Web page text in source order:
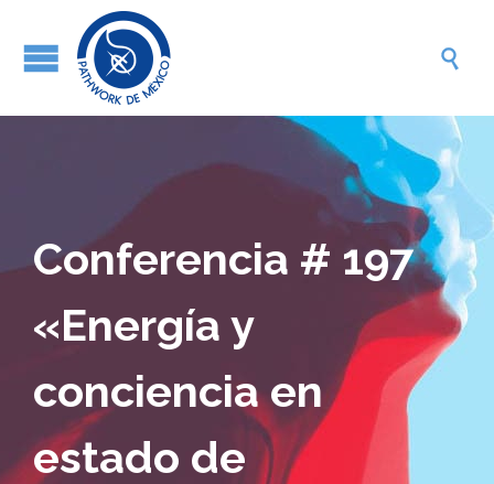

Conferencia # 197
«Energía y
conciencia en
estado de